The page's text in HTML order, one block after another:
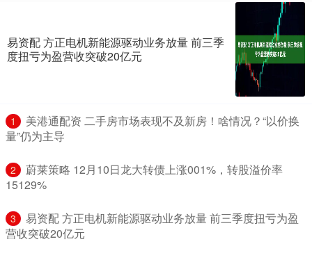
易资配 方正电机新能源驱动业务放量 前三季
度扭亏为盈营收突破20亿元
1
​美港通配资 二手房市场表现不及新房！啥情况？“以价换
量”仍为主导
2
​蔚莱策略 12月10日龙大转债上涨001%，转股溢价率
15129%
3
​易资配 方正电机新能源驱动业务放量 前三季度扭亏为盈
营收突破20亿元